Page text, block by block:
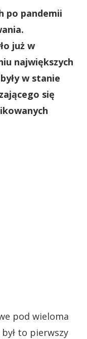
po pandemii
już w
największych
w stanie
się
pod wieloma
to pierwszy